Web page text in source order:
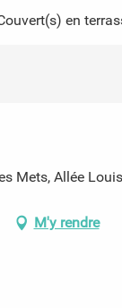
en
Mets, Allée
M'y rendre